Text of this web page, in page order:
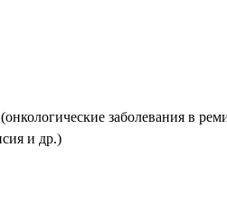
заболевания в
и др.)